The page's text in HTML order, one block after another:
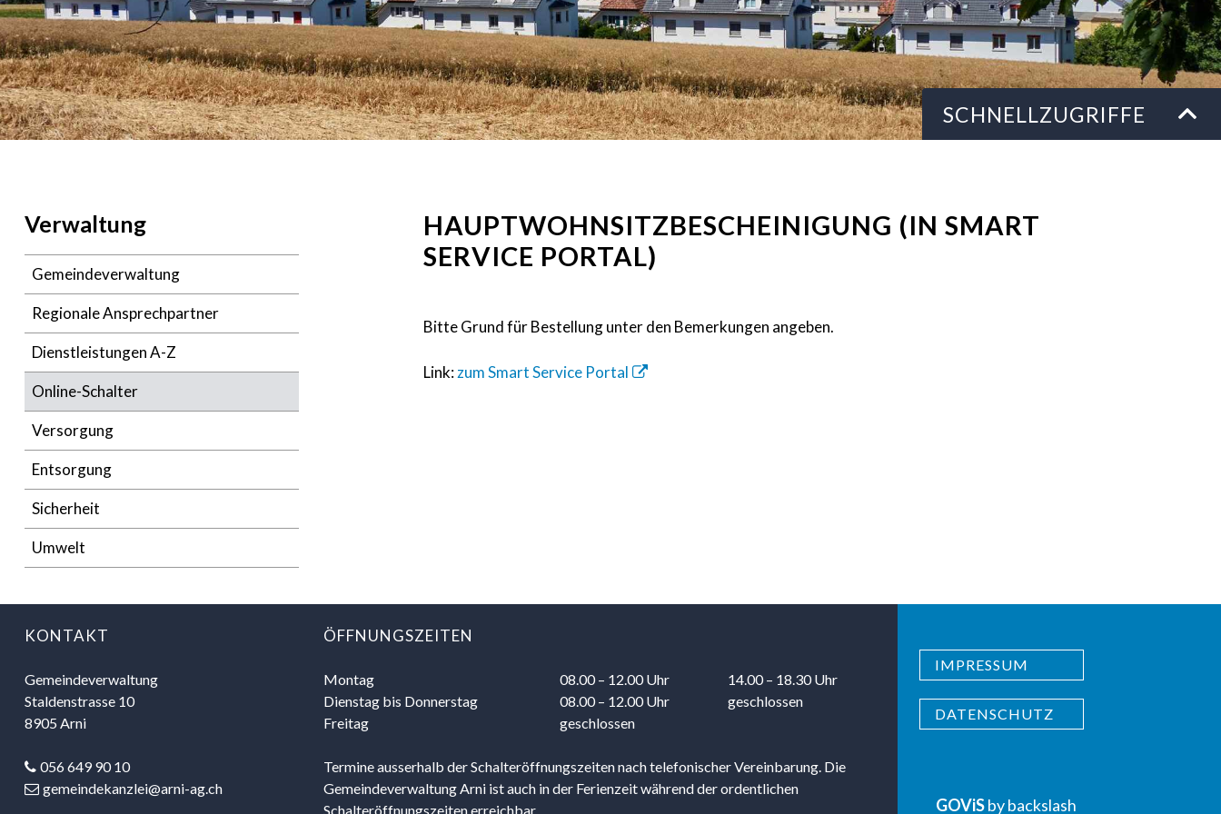
Schnellzugriffe
SCHNELLZUGRIFFE
Navigation
Verwaltung
Gemeindeverwaltung
Regionale Ansprechpartner
Dienstleistungen A-Z
Online-Schalter
Versorgung
Entsorgung
Sicherheit
Umwelt
HAUPTWOHNSITZBESCHEINIGUNG (IN SMART
SERVICE PORTAL)
Bitte Grund für Bestellung unter den Bemerkungen angeben.
Link:zum Smart Service Portal
KONTAKT
Gemeindeverwaltung
Staldenstrasse 10
8905 Arni
056 649 90 10
gemeindekanzlei@arni-ag.ch
ÖFFNUNGSZEITEN
Montag 08.00 – 12.00 Uhr
14.00 – 18.30 Uhr
Dienstag bis Donnerstag 08.00 – 12.00 Uhr
geschlossen
Freitag
geschlossen
Termine ausserhalb der Schalteröffnungszeiten nach telefonischer Vereinbarung. Die
Gemeindeverwaltung Arni ist auch in der Ferienzeit während der ordentlichen
Schalteröffnungszeiten erreichbar.
IMPRESSUM
DATENSCHUTZ
GOViSbybackslash